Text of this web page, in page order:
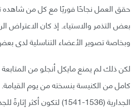
حقق العمل نجاحًا فوريًا مع كل من شاهده
بعض التذمر والاستياء. إذ كان الاعتراض
وبخاصة تصوير الأعضاء التناسلية لدى
لكن ذلك لم يمنع مايكل أنجلو من
كامل من الكنيسة بنسخته من يوم
الجدارية (1536-1541) لتكون